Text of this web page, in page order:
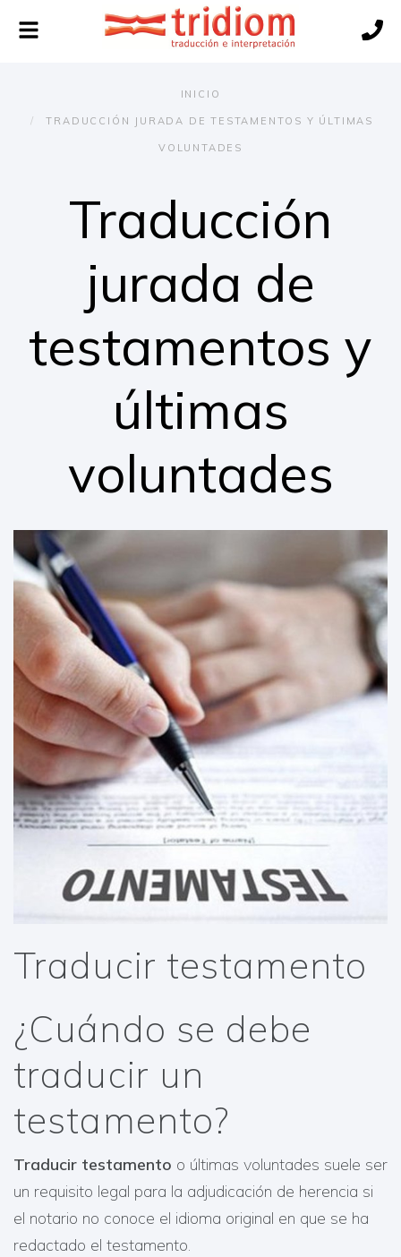
Alternar
navegación
INICIO
TRADUCCIÓN JURADA DE TESTAMENTOS Y ÚLTIMAS
VOLUNTADES
Traducción
jurada de
testamentos y
últimas
voluntades
Traducir testamento
¿Cuándo se debe
traducir un
testamento?
Traducir testamento o últimas voluntades suele ser
un requisito legal para la adjudicación de herencia si
el notario no conoce el idioma original en que se ha
redactado el testamento.